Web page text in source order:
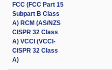
FCC (FCC Part 15
Subpart B Class
A) RCM (AS/NZS
CISPR 32 Class
A) VCCI (VCCI-
CISPR 32 Class
A)